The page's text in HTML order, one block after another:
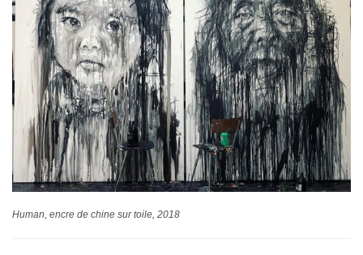
Human, encre de chine sur toile, 2018